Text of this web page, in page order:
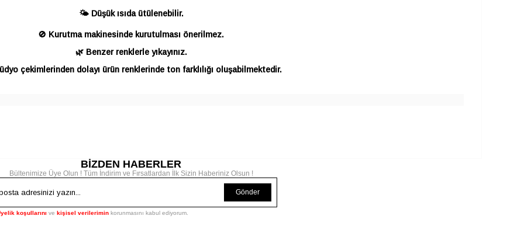
🌤️ Düşük ısıda ütülenebilir.
🚫 Kurutma makinesinde kurutulması önerilmez.
🌿 Benzer renklerle yıkayınız.
çekimlerinden dolayı ürün renklerinde ton farklılığı oluşabilmektedir.
BİZDEN HABERLER
Bültenimize Üye Olun ! Tüm İndirim ve Fırsatlardan İlk Sizin Haberiniz Olsun !
Gönder
koşullarını ve kişisel verilerimin korunmasını kabul ediyorum.